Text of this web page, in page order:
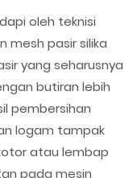
oleh teknisi
mesh pasir silika
yang seharusnya
butiran lebih
pembersihan
logam tampak
atau lembap
pada mesin